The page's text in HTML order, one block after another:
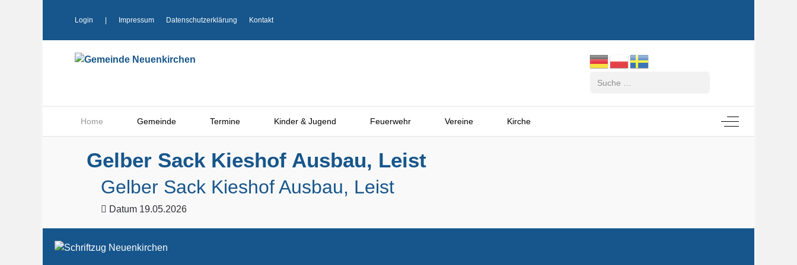
Login Impressum Datenschutzerklärung Kontakt
Home Gemeinde Termine Kinder & Jugend Feuerwehr Vereine Kirche Off-Canvas
Gelber Sack Kieshof Ausbau, Leist
Gelber Sack Kieshof Ausbau, Leist
Datum 19.05.2026